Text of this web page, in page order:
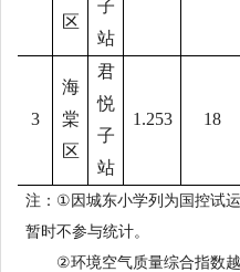
区
子
站
3
海
棠
区
君
悦
子
站
1.253 18
注： ①因城东小学列为国控试
暂时不参与统计。
②环境空气质量综合指数